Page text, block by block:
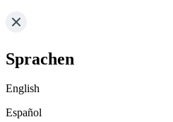
Sprachen
English
Español